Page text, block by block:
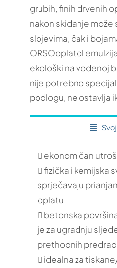
grubih, finih drvenih
nakon skidanje može
slojevima, čak i
ORSOoplatol
ekološki na vodenoj
nije potrebno
podlogu, ne ostavlja
 ekonomičan
 fizička i kemijska
sprječavaju
oplatu
 betonska
je za ugradnju
prethodnih
 idealna za